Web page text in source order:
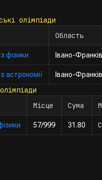
олімпіади
Область
фізики Івано-
астрономії Івано-
Місце Сума
57/999 31.80